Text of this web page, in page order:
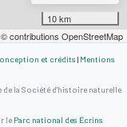
1758)
10 km
contributions OpenStreetMap
et crédits | Mentions
de la Société d'histoire naturelle
le Parc national des Écrins